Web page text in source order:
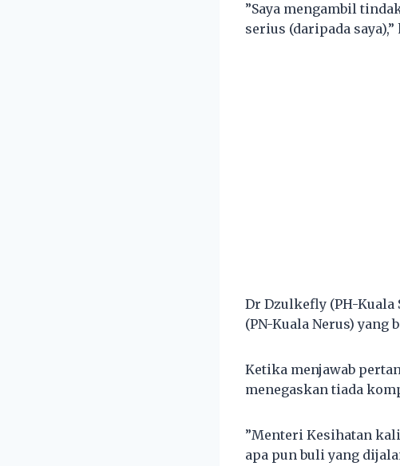
”Saya mengambil
serius (daripada
Dr Dzulkefly (PH-Kuala
(PN-Kuala Nerus)
Ketika menjawab
menegaskan tiada
”Menteri Kesihatan
apa pun buli yang